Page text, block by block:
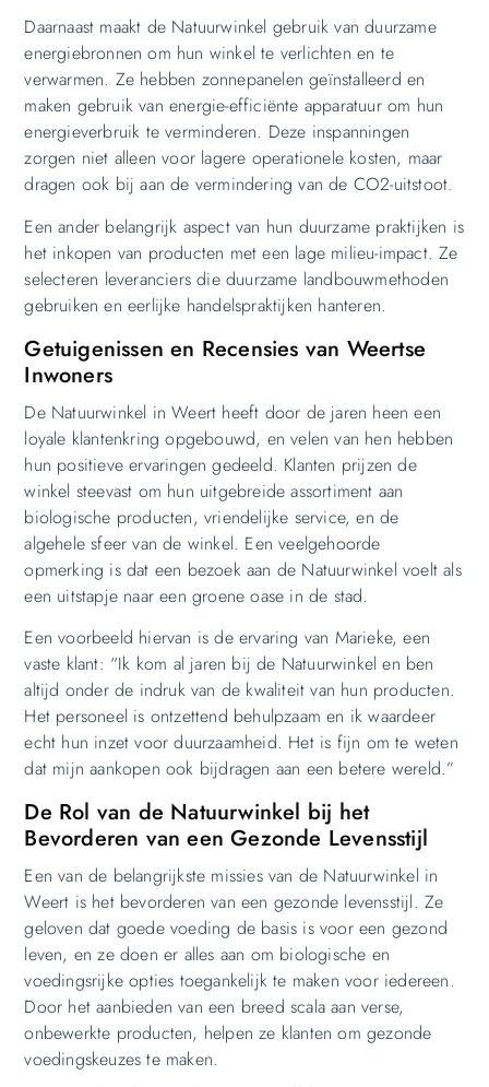
Daarnaast maakt de Natuurwinkel gebruik van duurzame
energiebronnen om hun winkel te verlichten en te
verwarmen. Ze hebben zonnepanelen geïnstalleerd en
maken gebruik van energie-efficiënte apparatuur om hun
energieverbruik te verminderen. Deze inspanningen
zorgen niet alleen voor lagere operationele kosten, maar
dragen ook bij aan de vermindering van de CO2-uitstoot.
Een ander belangrijk aspect van hun duurzame praktijken is
het inkopen van producten met een lage milieu-impact. Ze
selecteren leveranciers die duurzame landbouwmethoden
gebruiken en eerlijke handelspraktijken hanteren.
Getuigenissen en Recensies van Weertse
Inwoners
De Natuurwinkel in Weert heeft door de jaren heen een
loyale klantenkring opgebouwd, en velen van hen hebben
hun positieve ervaringen gedeeld. Klanten prijzen de
winkel steevast om hun uitgebreide assortiment aan
biologische producten, vriendelijke service, en de
algehele sfeer van de winkel. Een veelgehoorde
opmerking is dat een bezoek aan de Natuurwinkel voelt als
een uitstapje naar een groene oase in de stad.
Een voorbeeld hiervan is de ervaring van Marieke, een
vaste klant: “Ik kom al jaren bij de Natuurwinkel en ben
altijd onder de indruk van de kwaliteit van hun producten.
Het personeel is ontzettend behulpzaam en ik waardeer
echt hun inzet voor duurzaamheid. Het is fijn om te weten
dat mijn aankopen ook bijdragen aan een betere wereld.”
De Rol van de Natuurwinkel bij het
Bevorderen van een Gezonde Levensstijl
Een van de belangrijkste missies van de Natuurwinkel in
Weert is het bevorderen van een gezonde levensstijl. Ze
geloven dat goede voeding de basis is voor een gezond
leven, en ze doen er alles aan om biologische en
voedingsrijke opties toegankelijk te maken voor iedereen.
Door het aanbieden van een breed scala aan verse,
onbewerkte producten, helpen ze klanten om gezonde
voedingskeuzes te maken.